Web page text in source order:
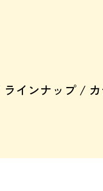
ラインナップ